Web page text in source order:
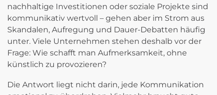
nachhaltige Investitionen oder soziale Projekte sind
kommunikativ wertvoll – gehen aber im Strom aus
Skandalen, Aufregung und Dauer-Debatten häufig
unter. Viele Unternehmen stehen deshalb vor der
Frage: Wie schafft man Aufmerksamkeit, ohne
künstlich zu provozieren?
Die Antwort liegt nicht darin, jede Kommunikation